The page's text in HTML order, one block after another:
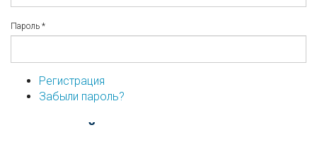
Пароль *
Регистрация
Забыли пароль?
...или войдите используя